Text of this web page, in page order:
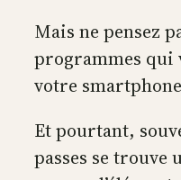
Mais ne pensez
programmes qui
votre
Et pourtant,
passes se